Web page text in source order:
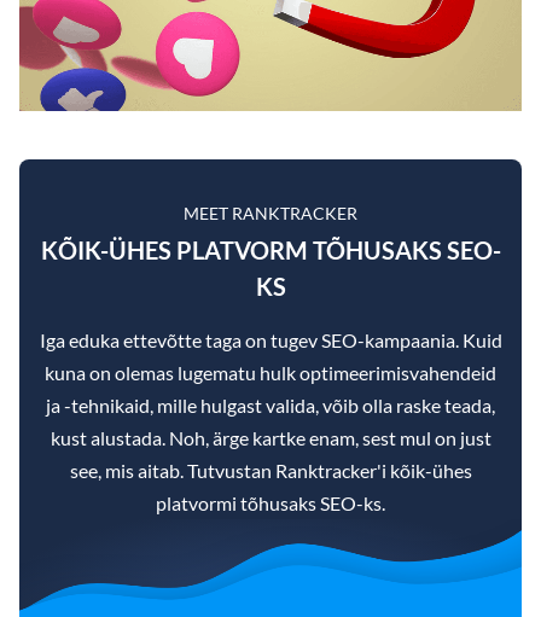
MEET RANKTRACKER
KÕIK-ÜHES PLATVORM TÕHUSAKS SEO-
KS
Iga eduka ettevõtte taga on tugev SEO-kampaania. Kuid
kuna on olemas lugematu hulk optimeerimisvahendeid
ja -tehnikaid, mille hulgast valida, võib olla raske teada,
kust alustada. Noh, ärge kartke enam, sest mul on just
see, mis aitab. Tutvustan Ranktracker'i kõik-ühes
platvormi tõhusaks SEO-ks.